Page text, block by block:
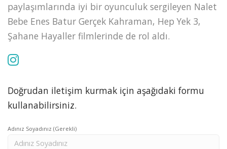
paylaşımlarında iyi bir oyunculuk sergileyen Nalet
Bebe Enes Batur Gerçek Kahraman, Hep Yek 3,
Şahane Hayaller filmlerinde de rol aldı.
Doğrudan iletişim kurmak için aşağıdaki formu
kullanabilirsiniz.
Adınız Soyadınız (Gerekli)